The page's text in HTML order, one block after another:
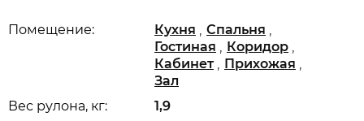
Вес рулона, кг: 1,9
Помещение: Кухня , Спальня ,
Гостиная , Коридор ,
Кабинет , Прихожая ,
Зал